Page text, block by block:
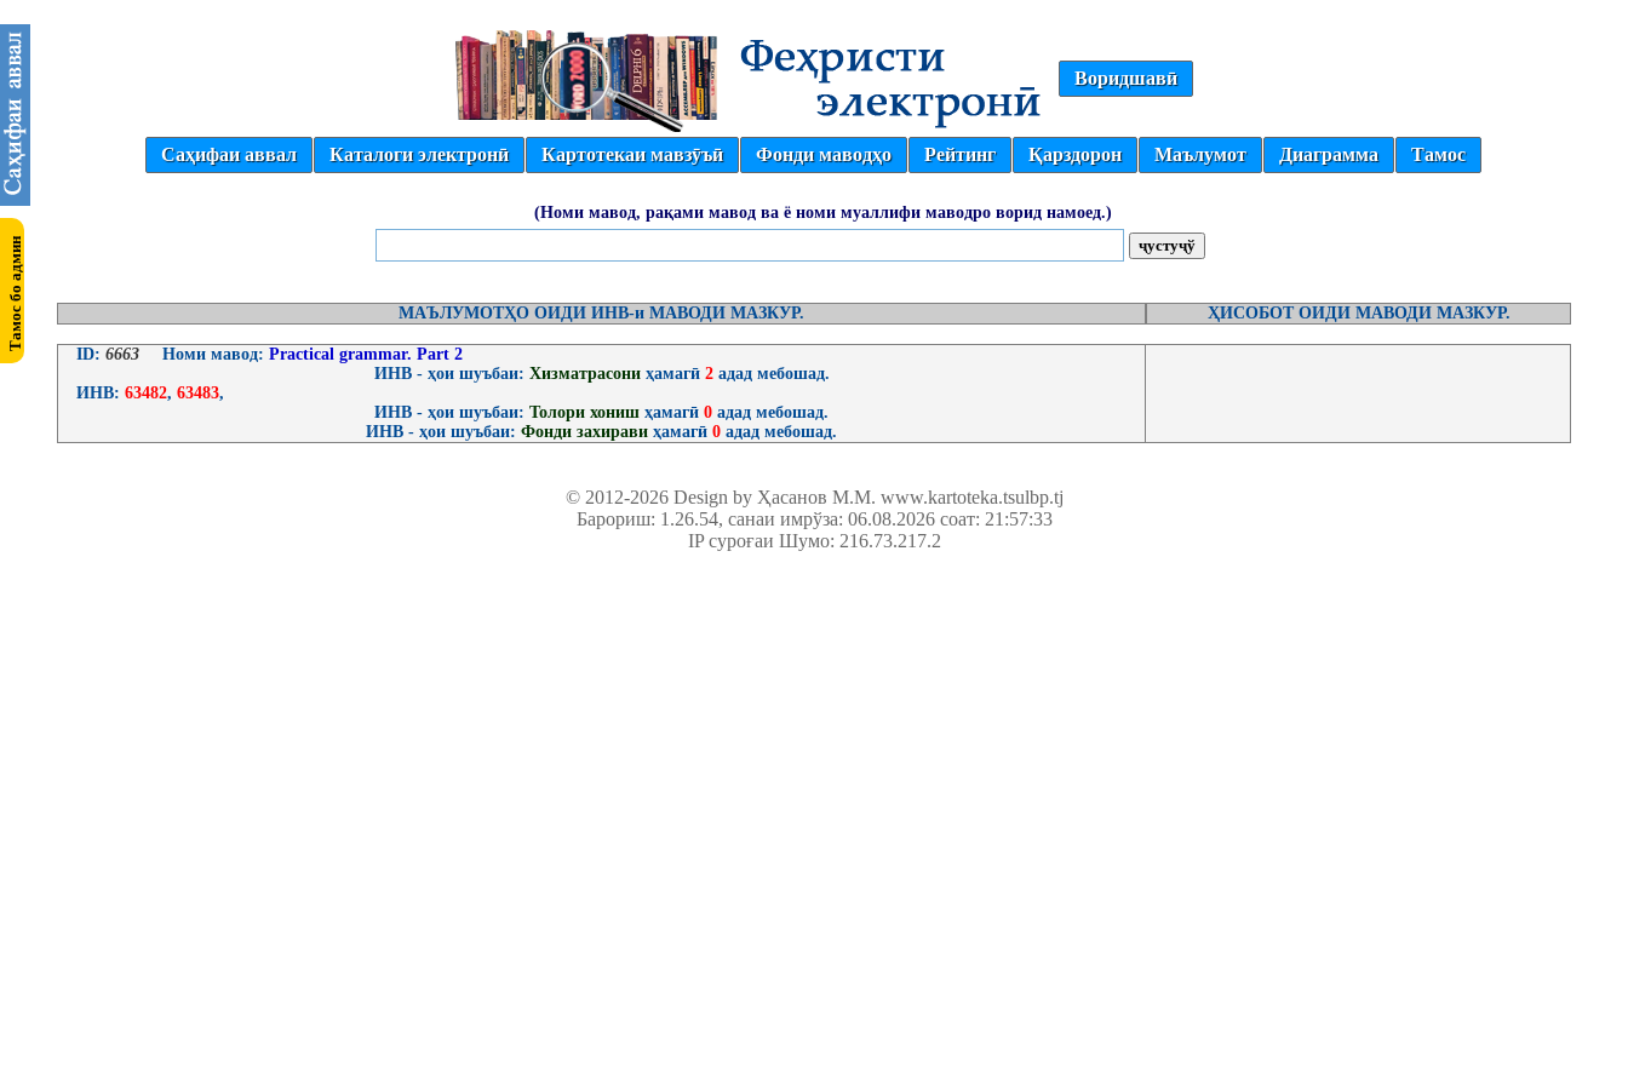
Воридшавӣ
Саҳифаи аввал Каталоги электронӣ Картотекаи мавзӯъӣ Фонди маводҳо Рейтинг Қарздорон Маълумот Диаграмма Тамос
(Номи мавод, рақами мавод ва ё номи муаллифи маводро ворид намоед.)
МАЪЛУМОТҲО ОИДИ ИНВ-и МАВОДИ МАЗКУР. ҲИСОБОТ ОИДИ МАВОДИ МАЗКУР.
ID: 6663 Номи мавод: Practical grammar. Part 2
ИНВ - ҳои шуъбаи: Хизматрасониҳамагӣ 2адад мебошад.
ИНВ: 63482, 63483,
ИНВ - ҳои шуъбаи: Толори хониш ҳамагӣ 0 адад мебошад.
ИНВ - ҳои шуъбаи: Фонди захирави ҳамагӣ 0 адад мебошад.
© 2012-2026 Design by Ҳасанов М.М. www.kartoteka.tsulbp.tj
Барориш: 1.26.54, санаи имрўза: 06.08.2026 соат: 21:57:33
IP суроғаи Шумо: 216.73.217.2